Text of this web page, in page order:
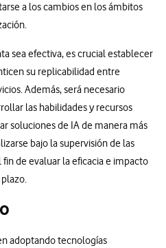
a los cambios en los ámbitos
sea efectiva, es crucial establecer
su replicabilidad entre
Además, será necesario
las habilidades y recursos
soluciones de IA de manera más
bajo la supervisión de las
de evaluar la eficacia e impacto
adoptando tecnologías